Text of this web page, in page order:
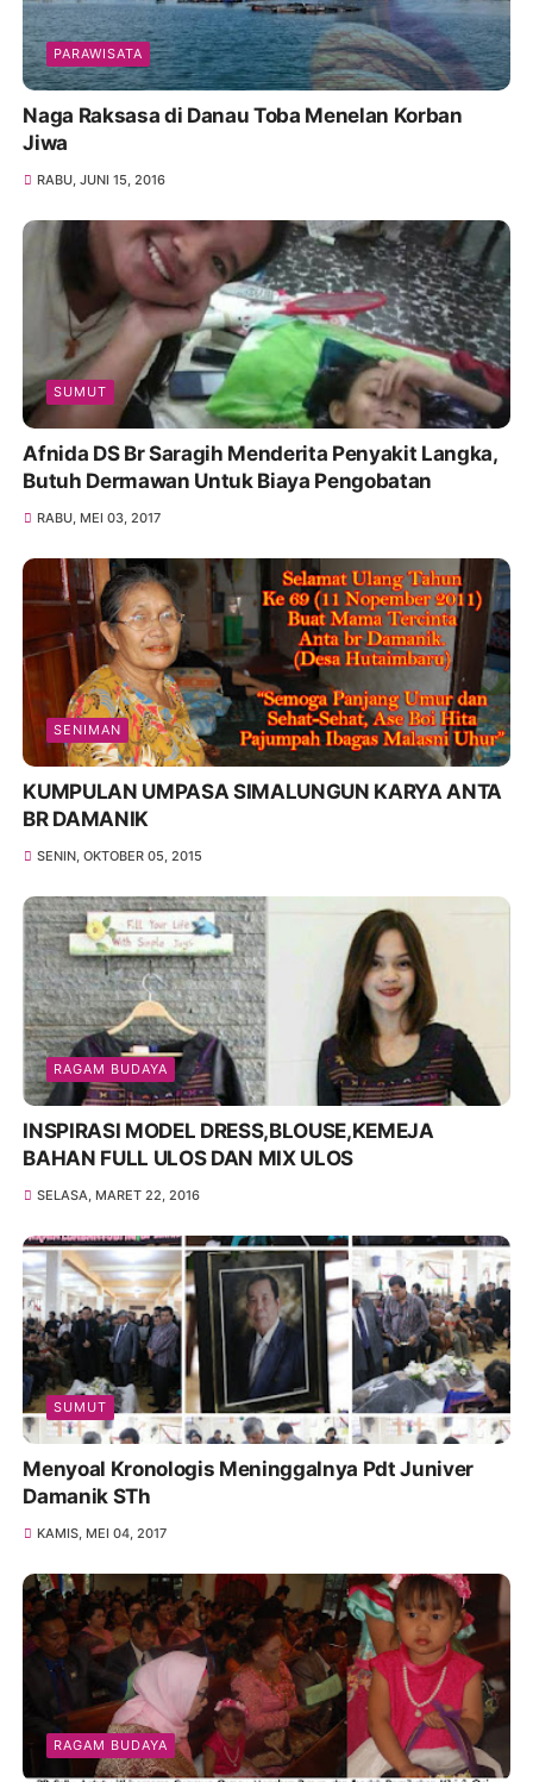
PARAWISATA
Naga Raksasa di Danau Toba Menelan Korban
Jiwa
RABU, JUNI 15, 2016
SUMUT
Afnida DS Br Saragih Menderita Penyakit Langka,
Butuh Dermawan Untuk Biaya Pengobatan
RABU, MEI 03, 2017
SENIMAN
KUMPULAN UMPASA SIMALUNGUN KARYA ANTA
BR DAMANIK
SENIN, OKTOBER 05, 2015
RAGAM BUDAYA
INSPIRASI MODEL DRESS,BLOUSE,KEMEJA
BAHAN FULL ULOS DAN MIX ULOS
SELASA, MARET 22, 2016
SUMUT
Menyoal Kronologis Meninggalnya Pdt Juniver
Damanik STh
KAMIS, MEI 04, 2017
RAGAM BUDAYA